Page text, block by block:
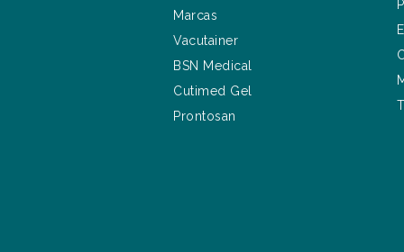
Marcas
Vacutainer
BSN Medical
Cutimed Gel
Prontosan